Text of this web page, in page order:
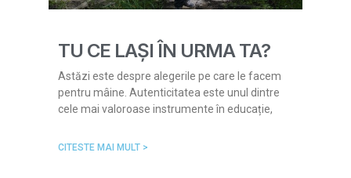
TU CE LAȘI ÎN URMA TA?
Astăzi este despre alegerile pe care le facem
pentru mâine. Autenticitatea este unul dintre
cele mai valoroase instrumente în educație,
CITESTE MAI MULT >